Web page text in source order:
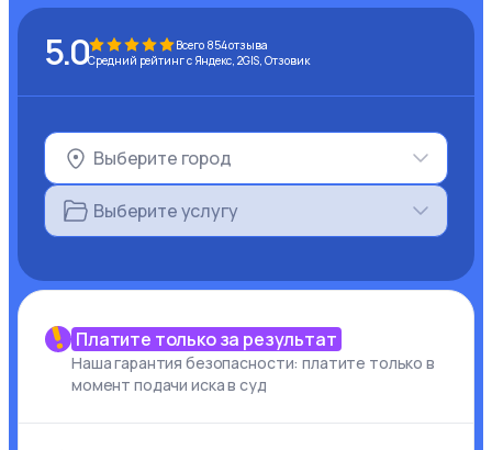
5.0 Всего 854отзыва
Средний рейтинг с Яндекс, 2GIS, Отзовик
Выберите город
Выберите услугу
Платите только за результат
Наша гарантия безопасности: платите только в
момент подачи иска в суд